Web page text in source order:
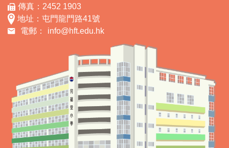
傳真：2452 1903
地址：屯門龍門路41號
電郵：
info@hft.edu.hk